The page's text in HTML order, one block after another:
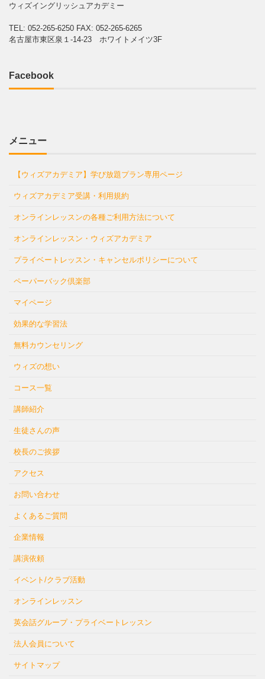
ウィズイングリッシュアカデミー
TEL: 052-265-6250 FAX: 052-265-6265
名古屋市東区泉１-14-23 ホワイトメイツ3F
Facebook
メニュー
【ウィズアカデミア】学び放題プラン専用ページ
ウィズアカデミア受講・利用規約
オンラインレッスンの各種ご利用方法について
オンラインレッスン・ウィズアカデミア
プライベートレッスン・キャンセルポリシーについて
ペーパーバック倶楽部
マイページ
効果的な学習法
無料カウンセリング
ウィズの想い
コース一覧
講師紹介
生徒さんの声
校長のご挨拶
アクセス
お問い合わせ
よくあるご質問
企業情報
講演依頼
イベント/クラブ活動
オンラインレッスン
英会話グループ・プライベートレッスン
法人会員について
サイトマップ